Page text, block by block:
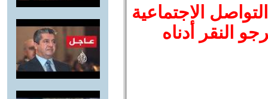
الاجتماعية
النقر أدناه